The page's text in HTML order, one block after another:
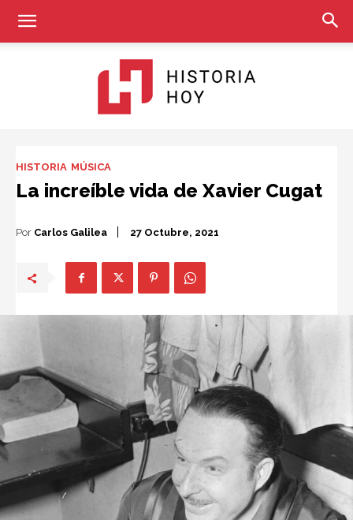
HISTORIA MÚSICA
La increíble vida de Xavier Cugat
Por Carlos Galilea 27 Octubre, 2021